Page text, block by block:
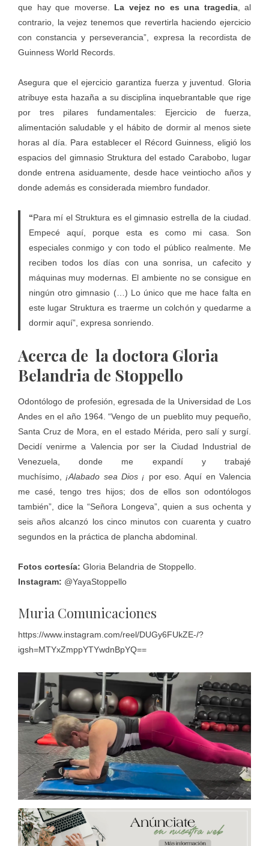
que hay que moverse. La vejez no es una tragedia, al
contrario, la vejez tenemos que revertirla haciendo ejercicio
con constancia y perseverancia”, expresa la recordista de
Guinness World Records.
Asegura que el ejercicio garantiza fuerza y juventud. Gloria
atribuye esta hazaña a su disciplina inquebrantable que rige
por tres pilares fundamentales: Ejercicio de fuerza,
alimentación saludable y el hábito de dormir al menos siete
horas al día. Para establecer el Récord Guinness, eligió los
espacios del gimnasio Struktura del estado Carabobo, lugar
donde entrena asiduamente, desde hace veintiocho años y
donde además es considerada miembro fundador.
“Para mí el Struktura es el gimnasio estrella de la ciudad.
Empecé aquí, porque esta es como mi casa. Son
especiales conmigo y con todo el público realmente. Me
reciben todos los días con una sonrisa, un cafecito y
máquinas muy modernas. El ambiente no se consigue en
ningún otro gimnasio (…) Lo único que me hace falta en
este lugar Struktura es traerme un colchón y quedarme a
dormir aquí”, expresa sonriendo.
Acerca de la doctora Gloria
Belandria de Stoppello
Odontólogo de profesión, egresada de la Universidad de Los
Andes en el año 1964. “Vengo de un pueblito muy pequeño,
Santa Cruz de Mora, en el estado Mérida, pero salí y surgí.
Decidí venirme a Valencia por ser la Ciudad Industrial de
Venezuela, donde me expandí y trabajé
muchísimo, ¡Alabado sea Dios ¡ por eso. Aquí en Valencia
me casé, tengo tres hijos; dos de ellos son odontólogos
también”, dice la “Señora Longeva”, quien a sus ochenta y
seis años alcanzó los cinco minutos con cuarenta y cuatro
segundos en la práctica de plancha abdominal.
Fotos cortesía: Gloria Belandria de Stoppello.
Instagram: @YayaStoppello
Muria Comunicaciones
https://www.instagram.com/reel/DUGy6FUkZE-/?
igsh=MTYxZmppYTYwdnBpYQ==